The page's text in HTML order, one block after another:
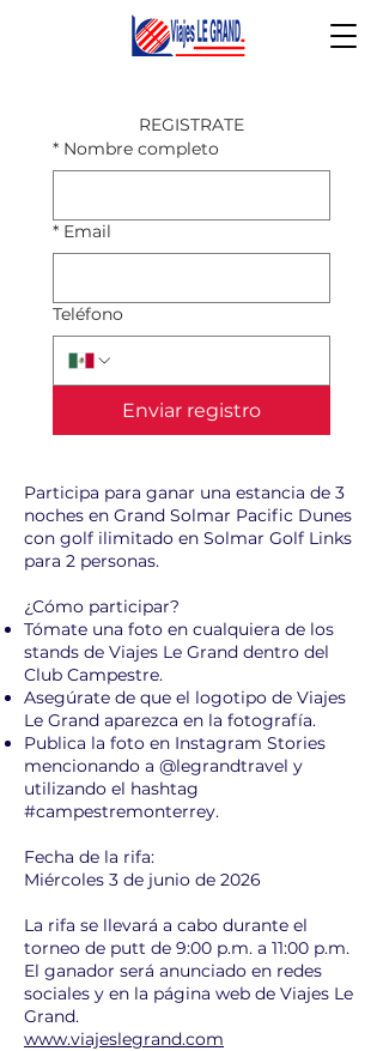
REGISTRATE
* Nombre completo
* Email
Teléfono
Enviar registro
Participa para ganar una estancia de 3
noches en Grand Solmar Pacific Dunes
con golf ilimitado en Solmar Golf Links
para 2 personas.
¿Cómo participar?
Tómate una foto en cualquiera de los
stands de Viajes Le Grand dentro del
Club Campestre.
Asegúrate de que el logotipo de Viajes
Le Grand aparezca en la fotografía.
Publica la foto en Instagram Stories
mencionando a @legrandtravel y
utilizando el hashtag
#campestremonterrey.
Fecha de la rifa:
Miércoles 3 de junio de 2026
La rifa se llevará a cabo durante el
torneo de putt de 9:00 p.m. a 11:00 p.m.
El ganador será anunciado en redes
sociales y en la página web de Viajes Le
Grand.
www.viajeslegrand.com